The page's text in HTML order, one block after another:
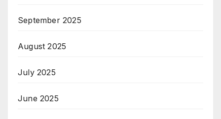
September 2025
August 2025
July 2025
June 2025